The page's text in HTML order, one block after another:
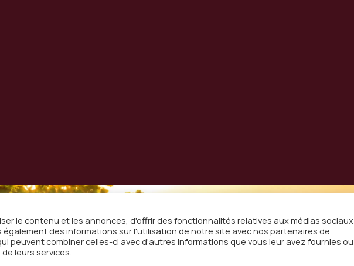
à
le contenu et les annonces, d'offrir des fonctionnalités relatives aux médias sociaux
des informations sur l'utilisation de notre site avec nos partenaires de
peuvent combiner celles-ci avec d'autres informations que vous leur avez fournies ou
leurs services.